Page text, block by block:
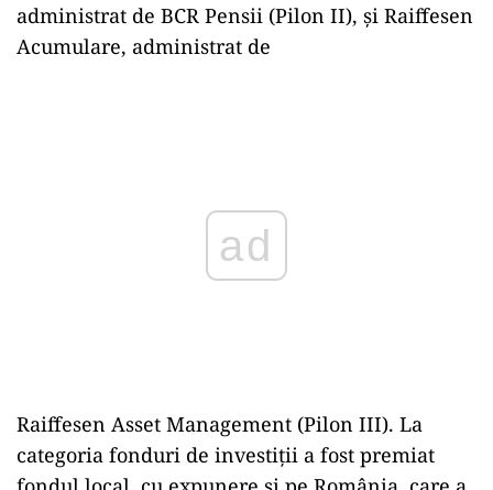
administrat de BCR Pensii (Pilon II), și Raiffesen
Acumulare, administrat de
Raiffesen Asset Management (Pilon III). La
categoria fonduri de investiții a fost premiat